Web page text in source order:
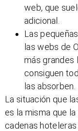
web, que
adicional.
Las
las webs de
más grandes
consiguen
las absorben.
La situación que
es la misma que
cadenas